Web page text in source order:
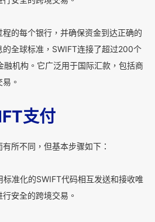
的每个银行，并确保资金到达正确的
的全球标准，SWIFT连接了超过200个
融机构。它广泛用于国际汇款，包括商
。
支付
所不同，但基本步骤如下：
准化的SWIFT代码相互发送和接收唯
安全的跨境交易。